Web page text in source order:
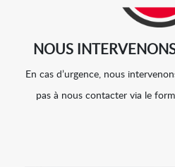
NOUS
En cas d’urgence, nous
pas à nous contacter via le